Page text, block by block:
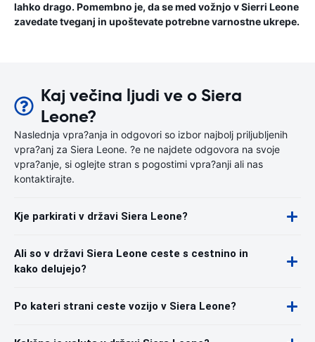
lahko drago. Pomembno je, da se med vožnjo v Sierri Leone
zavedate tveganj in upoštevate potrebne varnostne ukrepe.
Kaj večina ljudi ve o Siera
Leone?
Naslednja vpra?anja in odgovori so izbor najbolj priljubljenih
vpra?anj za Siera Leone. ?e ne najdete odgovora na svoje
vpra?anje, si oglejte stran s pogostimi vpra?anji ali nas
kontaktirajte.
Kje parkirati v državi Siera Leone?
Ali so v državi Siera Leone ceste s cestnino in
kako delujejo?
Po kateri strani ceste vozijo v Siera Leone?